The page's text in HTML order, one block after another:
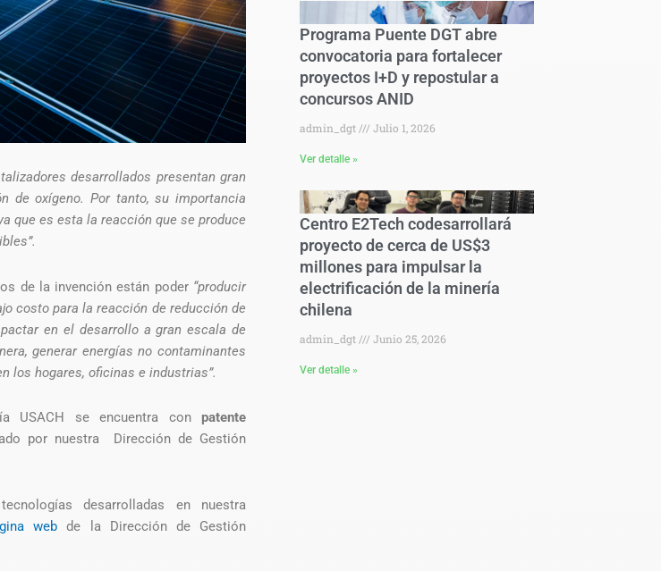
desarrollados presentan gran
de oxígeno. Por tanto, su importancia
que es esta la reacción que se produce
de la invención están poder “producir
costo para la reacción de reducción de
en el desarrollo a gran escala de
generar energías no contaminantes
los hogares, oficinas e industrias”.
USACH se encuentra con patente
por nuestra Dirección de Gestión
desarrolladas en nuestra
web de la Dirección de Gestión
Programa Puente DGT abre
convocatoria para fortalecer
proyectos I+D y repostular a
concursos ANID
admin_dgt Julio 1, 2026
Ver detalle »
Centro E2Tech codesarrollará
proyecto de cerca de US$3
millones para impulsar la
electrificación de la minería
chilena
admin_dgt Junio 25, 2026
Ver detalle »